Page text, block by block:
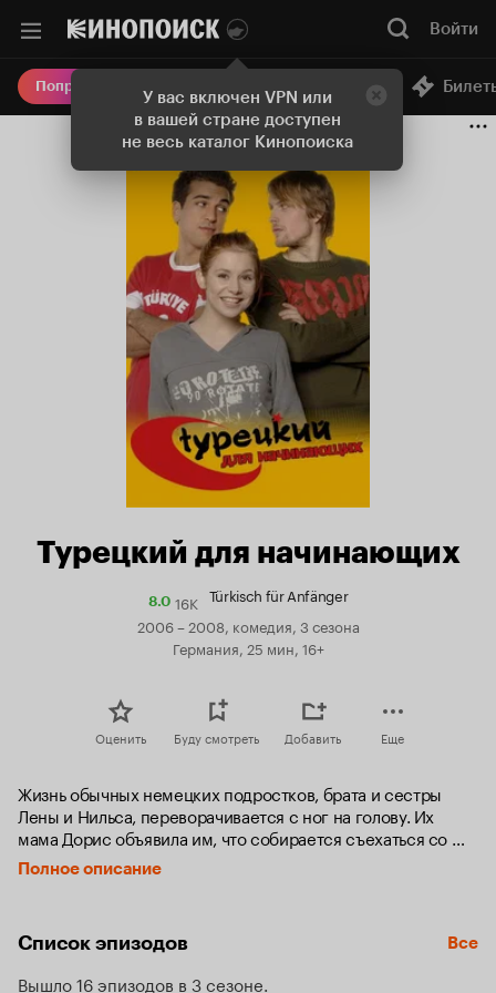
У вас включен VPN или
в вашей стране доступен
не весь каталог Кинопоиска
Войти
Попробовать Плюс Онлайн-кинотеатр
Турецкий для начинающих
8.0Рейтинг
Кинопоиска
16K Türkisch für Anfänger
2006 – 2008, комедия, 3 сезона
Германия, 25 мин, 16+
Оценить Буду смотреть Добавить Еще
Жизнь обычных немецких подростков, брата и сестры
Лены и Нильса, переворачивается с ног на голову. Их
мама Дорис объявила им, что собирается съехаться со
своим возлюбленным – отважным полицейским по имени
Метин. Метин – немец турецкого происхождения,
мусульманские традиции – молится 5 раз в день, носит
Полное описание
Список эпизодов Все
Вышло 16 эпизодов в 3 сезоне